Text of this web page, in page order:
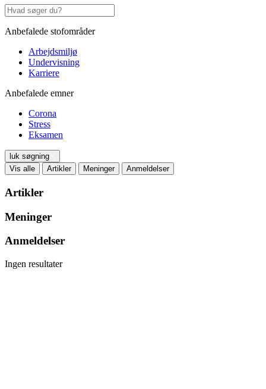
Anbefalede stofområder
Arbejdsmiljø
Undervisning
Karriere
Anbefalede emner
Corona
Stress
Eksamen
luk søgning
Vis alle
Artikler Meninger Anmeldelser
Artikler
Meninger
Anmeldelser
Ingen resultater